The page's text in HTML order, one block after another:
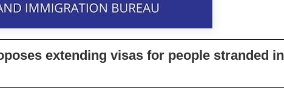
extending visas for people stranded in